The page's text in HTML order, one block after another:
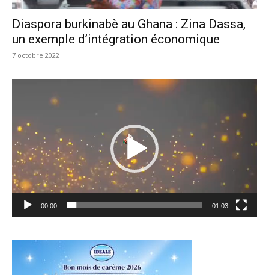
Diaspora burkinabè au Ghana : Zina Dassa,
un exemple d’intégration économique
7 octobre 2022
00:00 01:03